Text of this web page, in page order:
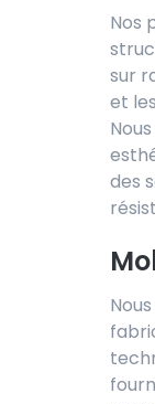
Nos
sur
et
des